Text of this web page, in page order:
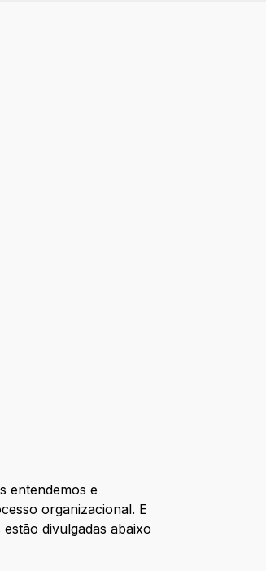
entendemos e
organizacional. E
divulgadas abaixo